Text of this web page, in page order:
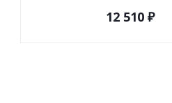
12 510 ₽